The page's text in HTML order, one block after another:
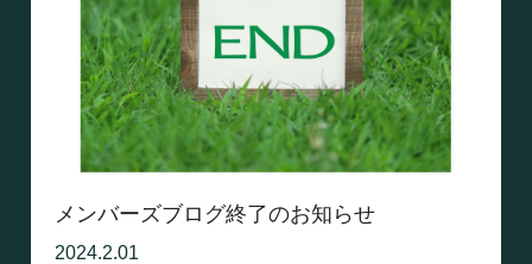
メンバーズブログ終了のお知らせ
2024.2.01